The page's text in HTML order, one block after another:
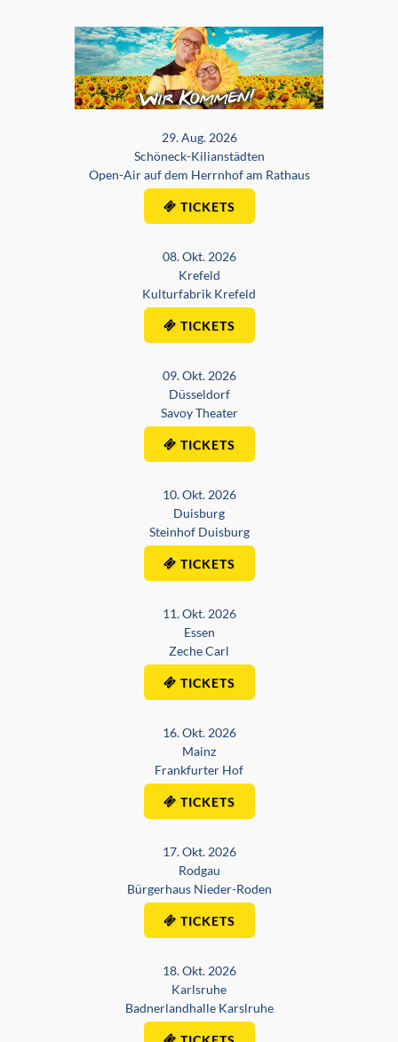
29. Aug. 2026
Schöneck-Kilianstädten
Open-Air auf dem Herrnhof am Rathaus
TICKETS
08. Okt. 2026
Krefeld
Kulturfabrik Krefeld
TICKETS
09. Okt. 2026
Düsseldorf
Savoy Theater
TICKETS
10. Okt. 2026
Duisburg
Steinhof Duisburg
TICKETS
11. Okt. 2026
Essen
Zeche Carl
TICKETS
16. Okt. 2026
Mainz
Frankfurter Hof
TICKETS
17. Okt. 2026
Rodgau
Bürgerhaus Nieder-Roden
TICKETS
18. Okt. 2026
Karlsruhe
Badnerlandhalle Karslruhe